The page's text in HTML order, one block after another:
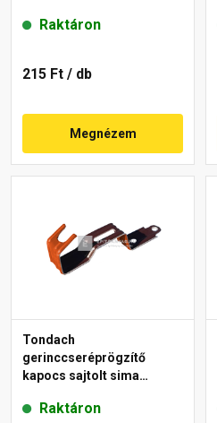
Raktáron
215 Ft / db
Megnézem
Tondach
gerinccseréprögzítő
kapocs sajtolt sima
Raktáron